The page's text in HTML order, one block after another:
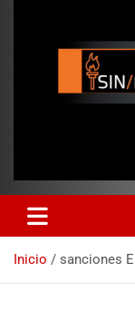
Inicio sanciones